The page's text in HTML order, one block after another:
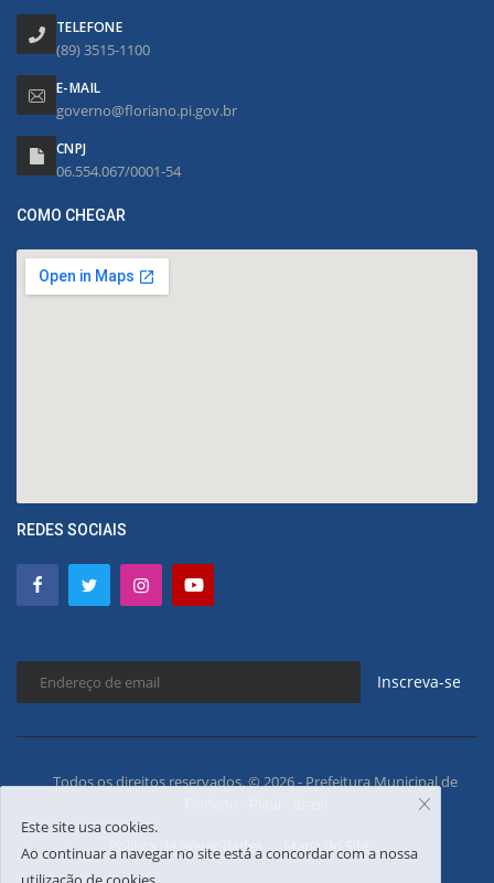
TELEFONE
(89) 3515-1100
E-MAIL
governo@floriano.pi.gov.br
CNPJ
06.554.067/0001-54
COMO CHEGAR
REDES SOCIAIS
Inscreva-se
Todos os direitos reservados. © 2026 - Prefeitura Municipal de
Política de Privacidades Mapa do Site
Este site usa cookies.
Ao continuar a navegar no site está a concordar com a nossa